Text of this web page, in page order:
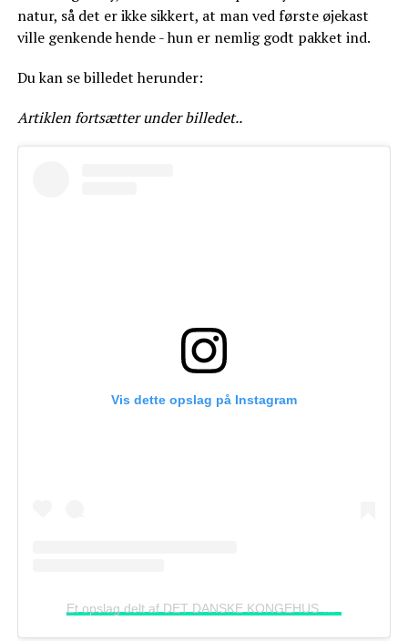
natur, så det er ikke sikkert, at man ved første øjekast
ville genkende hende - hun er nemlig godt pakket ind.
Du kan se billedet herunder:
Artiklen fortsætter under billedet..
Vis dette opslag på Instagram